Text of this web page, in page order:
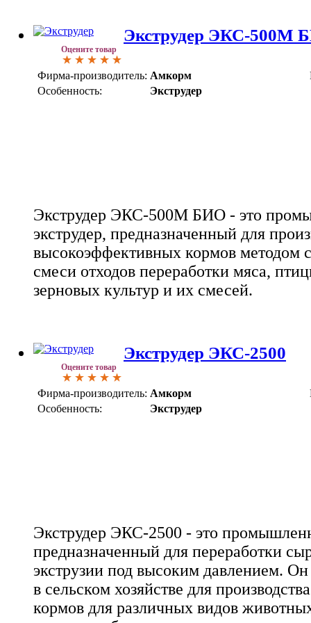
Оцените товар
Экструдер ЭКС-500М
Фирма-производитель: Амкорм
Особенность:
Экструдер
Экструдер ЭКС-500М БИО - это
экструдер, предназначенный для
высокоэффективных кормов методом
смеси отходов переработки мяса,
зерновых культур и их смесей.
Оцените товар
Экструдер ЭКС-2500
Фирма-производитель: Амкорм
Особенность:
Экструдер
Экструдер ЭКС-2500 - это
предназначенный для переработки
экструзии под высоким давлением.
в сельском хозяйстве для
кормов для различных видов